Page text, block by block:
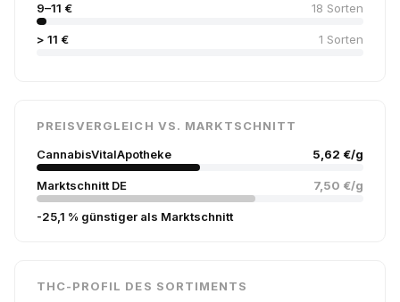
9–11 € 18 Sorten
> 11 € 1 Sorten
PREISVERGLEICH VS. MARKTSCHNITT
CannabisVitalApotheke
5,62 €/g
Marktschnitt DE 7,50 €/g
-25,1 % günstiger als Marktschnitt
THC-PROFIL DES SORTIMENTS